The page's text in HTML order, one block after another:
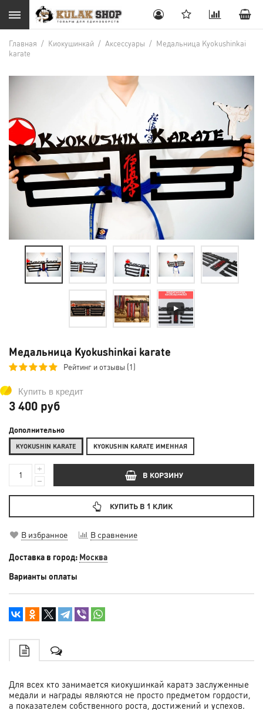
Главная / Киокушинкай / Аксессуары / Медальница Kyokushinkai
karate
Медальница Kyokushinkai karate
Рейтинг и отзывы (1)
Купить в кредит
3 400 руб
Дополнительно
KYOKUSHIN KARATE KYOKUSHIN KARATE ИМЕННАЯ
В КОРЗИНУ
КУПИТЬ В 1 КЛИК
В избранное В сравнение
Доставка в город: Москва
Варианты оплаты
Для всех кто занимается киокушинкай каратэ заслуженные
медали и награды являются не просто предметом гордости,
а показателем собственного роста, достижений и успехов.